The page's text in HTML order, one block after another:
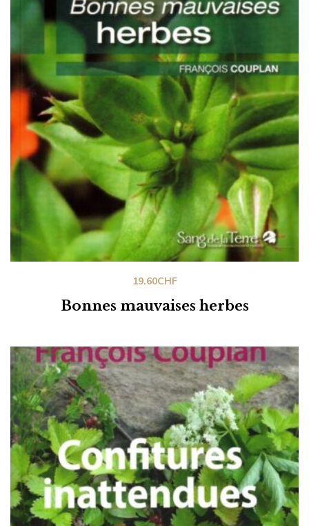
Bonnes mauvaises herbes
19.60CHF